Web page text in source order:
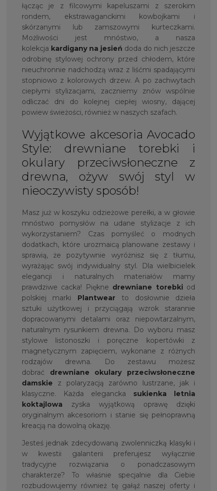
łącząc je z filcowymi kapeluszami z szerokim
rondem, ekstrawaganckimi kowbojkami i
skórzanymi lub zamszowymi kurteczkami.
Możliwości jest mnóstwo, a nasza
kolekcja kardigany na jesień doda do nich jeszcze
odrobinę stylowej ochrony przed chłodem, które
nieuchronnie nadchodzą wraz z liśćmi spadającymi
stopniowo z kolorowych drzew. A po zachwytach
ciepłymi stylizacjami, zaczniemy znów wspólnie
odliczać dni do kolejnej ciepłej wiosny, dającej
powiew świeżości, również w naszych szafach.
Wyjątkowe akcesoria Avocado
Style: drewniane torebki i
okulary przeciwsłoneczne z
drewna, ożyw swój styl w
nieoczywisty sposób!
Masz już w koszyku odzieżowe perełki, a w głowie
mnóstwo pomysłów na udane stylizacje z ich
wykorzystaniem? Czas pomyśleć o modnych
dodatkach, które urozmaicą planowane zestawy i
sprawią, że pozytywnie wyróżnisz się z tłumu,
wyrażając swój indywidualny styl. Dla wielbicielek
elegancji i naturalnych materiałów mamy
prawdziwe cacka! Piękne drewniane torebki od
polskiej marki Plantwear to dosłownie dzieła
sztuki użytkowej i przyciągają wzrok starannie
dopracowanymi detalami oraz niepowtarzalnym,
naturalnym rysunkiem drewna. Do wyboru masz
stylowe listonoszki i poręczne kopertówki z
magnetycznym zapięciem, wykonane z różnych
rodzajów drewna. Do zestawu możesz
dobrać drewniane okulary przeciwsłoneczne
damskie z polaryzacją zarówno lustrzane, jak i
klasyczne. Każda elegancka sukienka letnia
koktajlowa zyska wyjątkową oprawę dzięki
oryginalnym akcesoriom i stanie się pełnoprawną
kreacją na dowolną okazję.
Jesteś jednak zdecydowaną zwolenniczką klasyki i
w kwestii galanterii preferujesz wyłącznie
tradycyjne rozwiązania o ponadczasowym
charakterze? To właśnie specjalnie dla Ciebie
rozbudowujemy również tę gałąź naszej oferty i